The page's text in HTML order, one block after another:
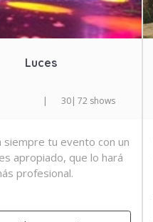
Luces
| 30| 72 shows
siempre tu evento con un
apropiado, que lo hará
profesional.